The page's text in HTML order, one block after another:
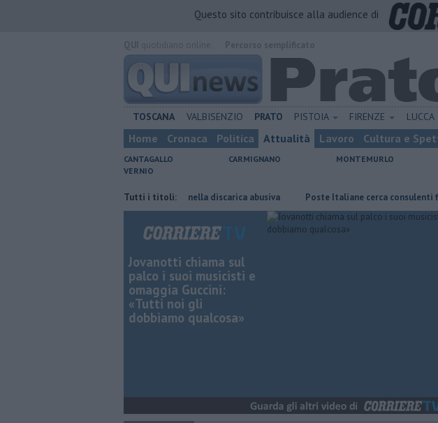
Questo sito contribuisce alla audience di
TOSCANA VALBISENZIO PRATO PISTOIA FIRENZE LUCCA
Home Cronaca Politica Attualità Lavoro Cultura e
CANTAGALLO CARMIGNANO MONTEMURLO
VERNIO
Tutti i titoli:
Anche amianto e batterie nella discarica abusiva Poste Italiane cerca consulenti
Jovanotti chiama sul
palco i suoi musicisti e
omaggia Guccini:
«Tutti noi gli
dobbiamo qualcosa»